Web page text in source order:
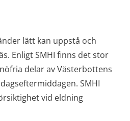
lätt kan uppstå och
Enligt SMHI finns det stor
delar av Västerbottens
SMHI
vid eldning